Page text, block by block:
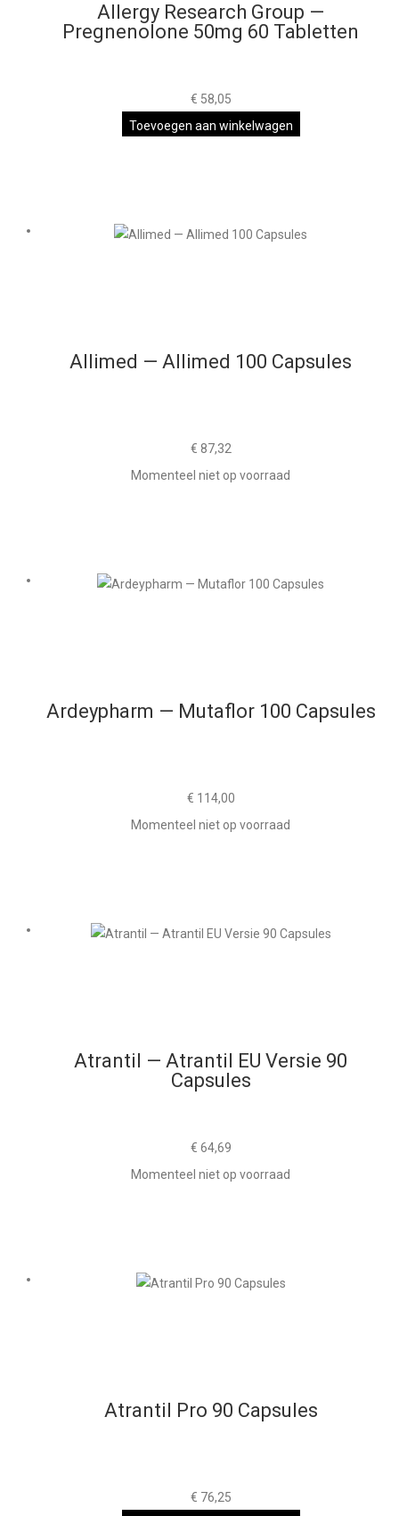
Allergy Research Group —
Pregnenolone 50mg 60 Tabletten
€ 58,05
Toevoegen aan winkelwagen
Allimed — Allimed 100 Capsules
€ 87,32
Momenteel niet op voorraad
Ardeypharm — Mutaflor 100 Capsules
€ 114,00
Momenteel niet op voorraad
Atrantil — Atrantil EU Versie 90
Capsules
€ 64,69
Momenteel niet op voorraad
Atrantil Pro 90 Capsules
€ 76,25